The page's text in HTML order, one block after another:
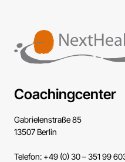
Coachingcenter
Gabrielenstraße 85
13507 Berlin
Telefon: +49 (0) 30 – 351 99